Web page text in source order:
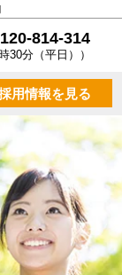
814-314
30分（平日））
用情報を見る